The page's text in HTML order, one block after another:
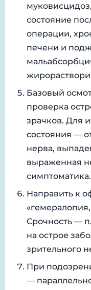
состояние
операции,
печени и
Базовый
проверка
зрачков. Для
состояния —
нерва,
выраженная
симптоматика.
Направить к
Срочность —
на острое
зрительного
При
—